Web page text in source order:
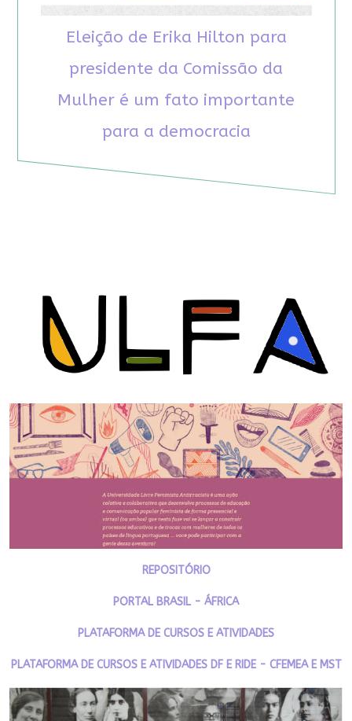
Eleição de Erika Hilton para
presidente da Comissão da
Mulher é um fato importante
para a democracia
REPOSITÓRIO
PORTAL BRASIL - ÁFRICA
PLATAFORMA DE CURSOS E ATIVIDADES
PLATAFORMA DE CURSOS E ATIVIDADES DF E RIDE - CFEMEA E MST